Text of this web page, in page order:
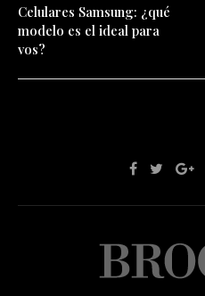
Celulares Samsung: ¿qué
modelo es el ideal para
vos?